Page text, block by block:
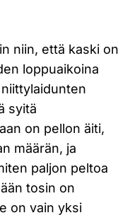
niin, että kaski on
loppuaikoina
syitä
on pellon äiti,
määrän, ja
paljon peltoa
tosin on
on vain yksi